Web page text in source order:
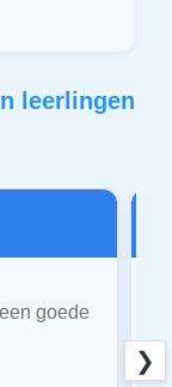
leerlingen
goede
❯